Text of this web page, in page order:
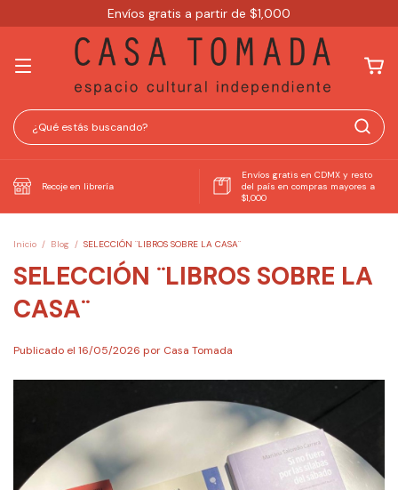
Envíos gratis a partir de $1,000
Recoje en librería
Envíos gratis en CDMX y resto
del país en compras mayores a
$1,000
Inicio / Blog / SELECCIÓN ¨LIBROS SOBRE LA CASA¨
SELECCIÓN ¨LIBROS SOBRE LA
CASA¨
Publicado el 16/05/2026 por Casa Tomada